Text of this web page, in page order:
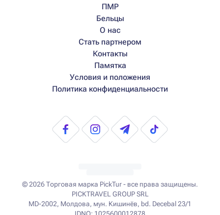
ПМР
Бельцы
О нас
Стать партнером
Контакты
Памятка
Условия и положения
Политика конфиденциальности
© 2026Торговая марка PickTur - все права защищены.
PICKTRAVEL GROUP SRL
MD-2002, Молдова, мун. Кишинёв, bd. Decebal 23/1